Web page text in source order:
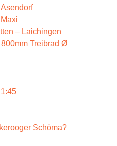
– Laichingen
Treibrad Ø
Schöma?